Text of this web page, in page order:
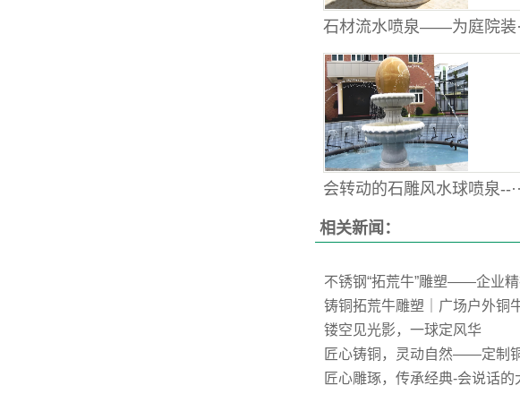
石材流水喷泉——为庭院装
会转动的石雕风水球喷泉--
相关新闻：
不锈钢“拓荒牛”雕塑——企业
铸铜拓荒牛雕塑｜广场户外铜
镂空见光影，一球定风华
匠心铸铜，灵动自然——定制
匠心雕琢，传承经典-会说话的